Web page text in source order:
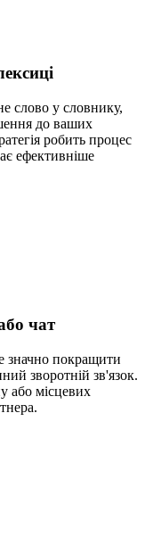
слово у словнику,
до ваших
робить процес
ефективніше
чат
значно покращити
зворотній зв'язок.
або місцевих